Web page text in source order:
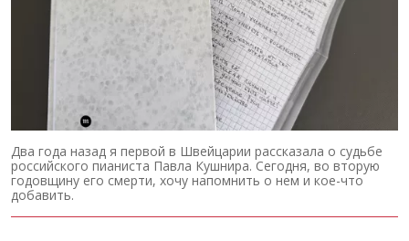
Два года назад я первой в Швейцарии рассказала о судьбе
российского пианиста Павла Кушнира. Сегодня, во вторую
годовщину его смерти, хочу напомнить о нем и кое-что
добавить.